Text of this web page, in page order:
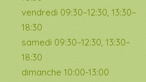
vendredi 09:30–12:30, 13:30–
18:30
samedi 09:30–12:30, 13:30–
18:30
dimanche 10:00-13:00